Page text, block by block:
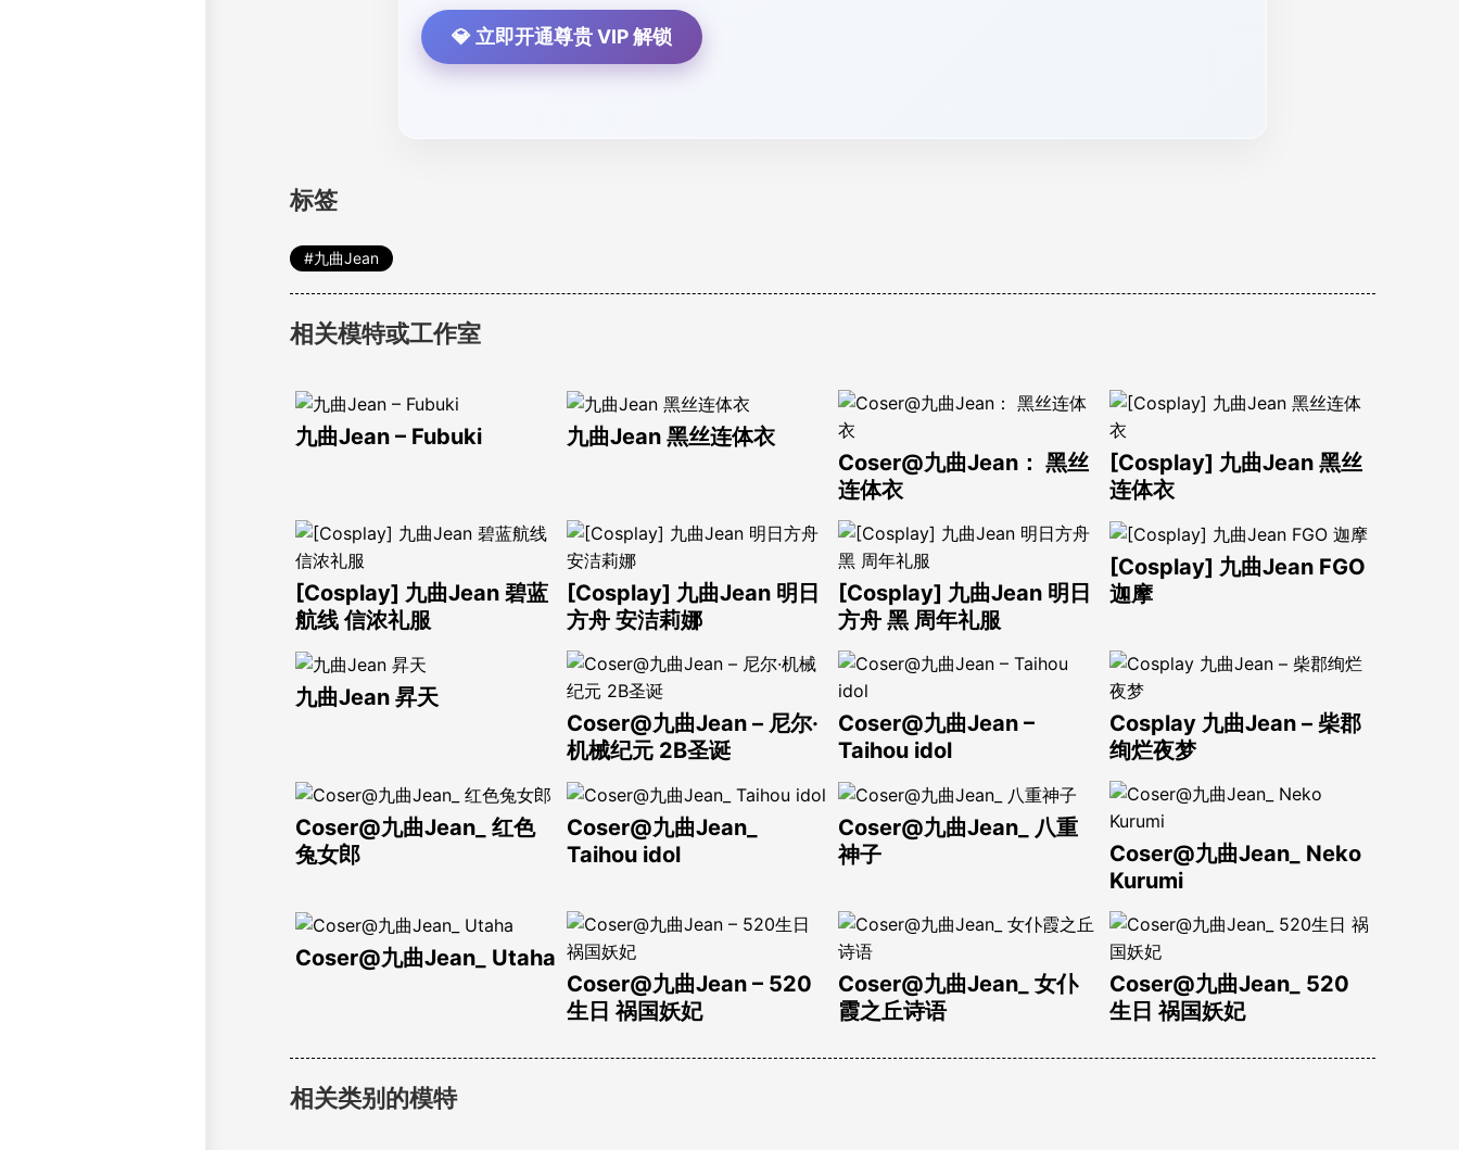
💎 立即开通尊贵 VIP 解锁
标签
九曲Jean
相关模特或工作室
九曲Jean – Fubuki
九曲Jean 黑丝连体衣
Coser@九曲Jean： 黑丝
连体衣
[Cosplay] 九曲Jean 黑丝
连体衣
[Cosplay] 九曲Jean 碧蓝
航线 信浓礼服
[Cosplay] 九曲Jean 明日
方舟 安洁莉娜
[Cosplay] 九曲Jean 明日
方舟 黑 周年礼服
[Cosplay] 九曲Jean FGO
迦摩
九曲Jean 昇天
Coser@九曲Jean – 尼尔·
机械纪元 2B圣诞
Coser@九曲Jean –
Taihou idol
Cosplay 九曲Jean – 柴郡
绚烂夜梦
Coser@九曲Jean_ 红色
兔女郎
Coser@九曲Jean_
Taihou idol
Coser@九曲Jean_ 八重
神子
Coser@九曲Jean_ Neko
Kurumi
Coser@九曲Jean_ Utaha
Coser@九曲Jean – 520
生日 祸国妖妃
Coser@九曲Jean_ 女仆
霞之丘诗语
Coser@九曲Jean_ 520
生日 祸国妖妃
相关类别的模特